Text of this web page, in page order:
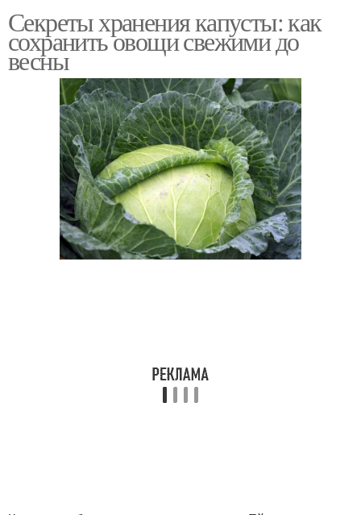
Секреты хранения капусты: как
сохранить овощи свежими до
весны